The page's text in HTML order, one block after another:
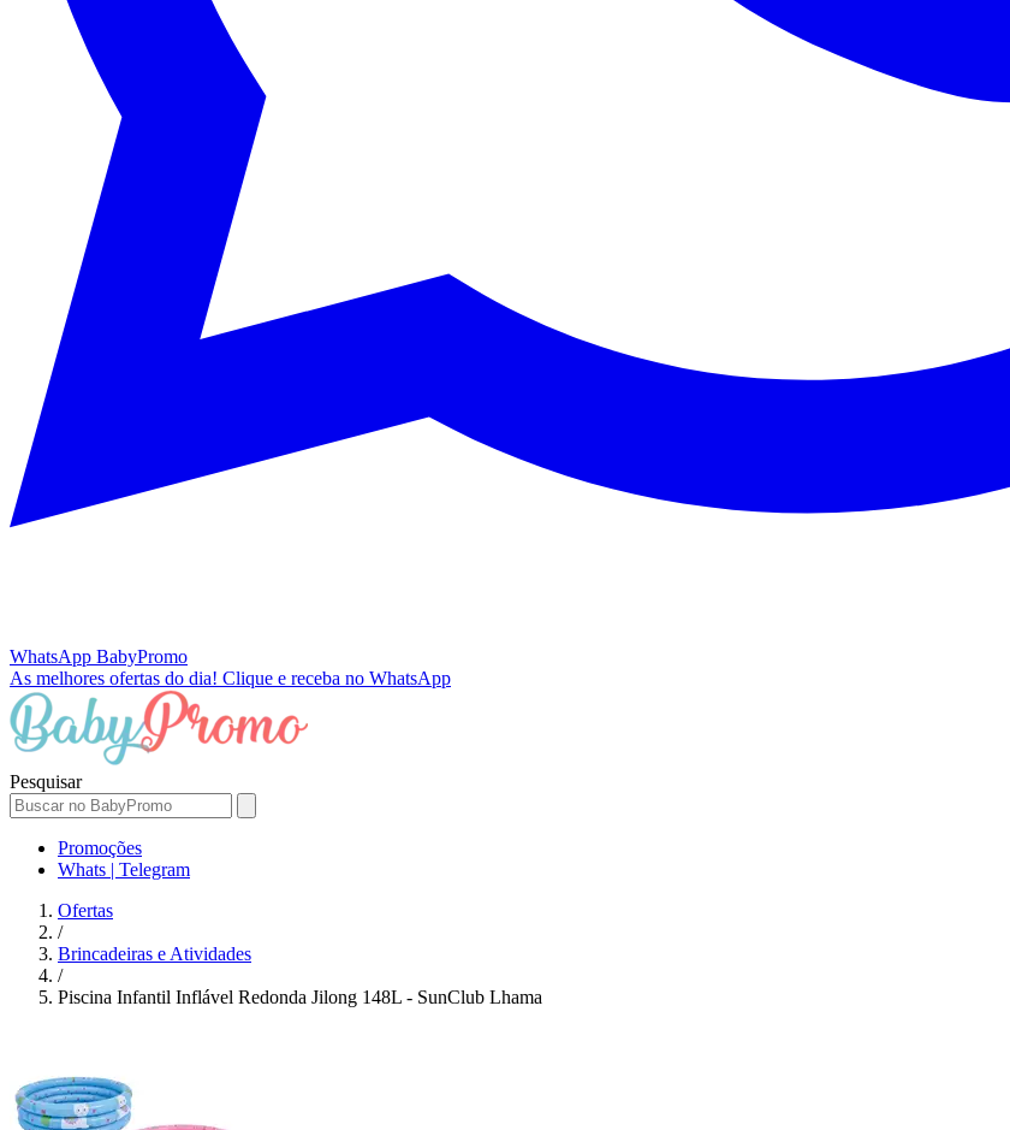
WhatsApp BabyPromo
As melhores ofertas do dia! Clique e receba no WhatsApp
Pesquisar
Promoções
Whats | Telegram
Ofertas
/
Brincadeiras e Atividades
/
Piscina Infantil Inflável Redonda Jilong 148L - SunClub Lhama